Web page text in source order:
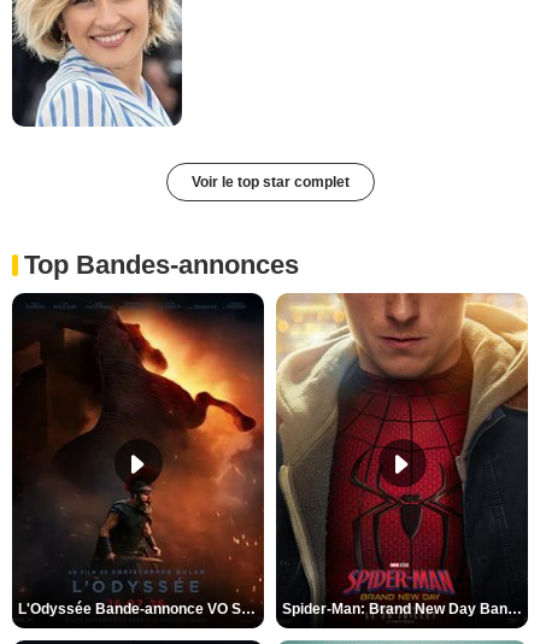
Voir le top star complet
Top Bandes-annonces
L'Odyssée Bande-annonce VO STFR Spider-Man: Brand New Day Bande-annonce VO STFR